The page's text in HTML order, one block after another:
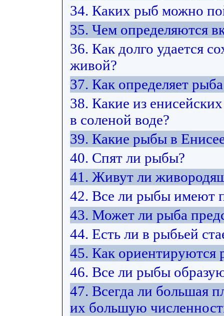
34. Каких рыб можно
35. Чем определяются
36. Как долго удается
живой?
37. Как определяет
38. Какие из
в соленой воде?
39. Какие рыбы в
40. Спят ли рыбы?
41. Живут ли
42. Все ли рыбы имеют
43. Может ли рыба
44. Есть ли в рыбьей
45. Как ориентируются
46. Все ли рыбы
47. Всегда ли большая
их большую